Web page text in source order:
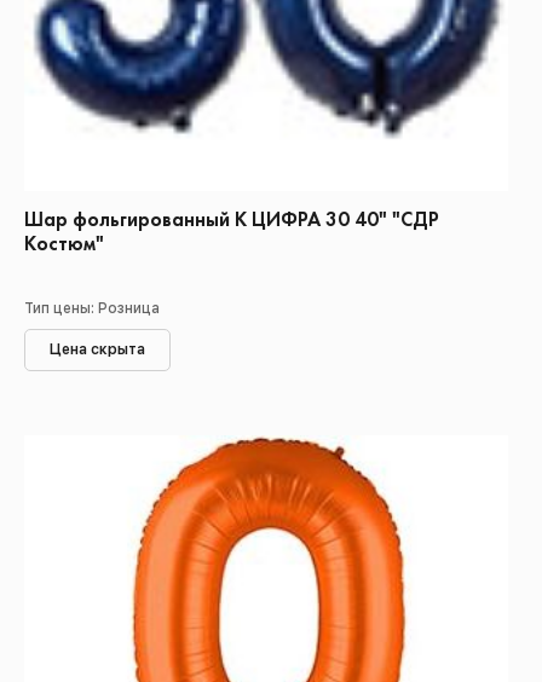
Шар фольгированный К ЦИФРА 30 40" "СДР
Костюм"
Тип цены: Розница
Цена скрыта